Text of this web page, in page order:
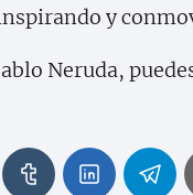
y
Neruda,